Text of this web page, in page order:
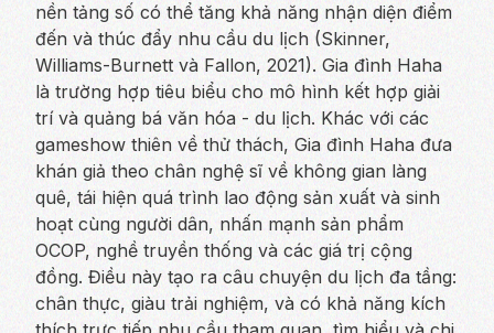
nền tảng số có thể tăng khả năng nhận diện điểm
đến và thúc đẩy nhu cầu du lịch (Skinner,
Williams-Burnett và Fallon, 2021). Gia đình Haha
là trường hợp tiêu biểu cho mô hình kết hợp giải
trí và quảng bá văn hóa - du lịch. Khác với các
gameshow thiên về thử thách, Gia đình Haha đưa
khán giả theo chân nghệ sĩ về không gian làng
quê, tái hiện quá trình lao động sản xuất và sinh
hoạt cùng người dân, nhấn mạnh sản phẩm
OCOP, nghề truyền thống và các giá trị cộng
đồng. Điều này tạo ra câu chuyện du lịch đa tầng:
chân thực, giàu trải nghiệm, và có khả năng kích